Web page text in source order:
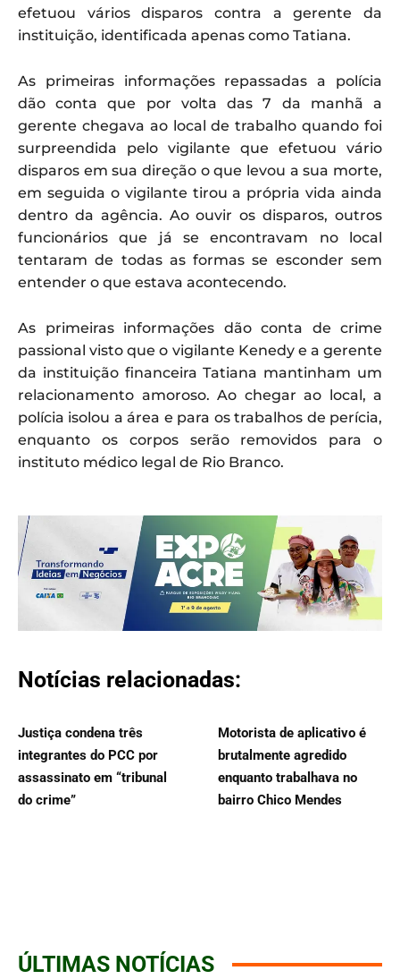
efetuou vários disparos contra a gerente da
instituição, identificada apenas como Tatiana.
As primeiras informações repassadas a polícia
dão conta que por volta das 7 da manhã a
gerente chegava ao local de trabalho quando foi
surpreendida pelo vigilante que efetuou vário
disparos em sua direção o que levou a sua morte,
em seguida o vigilante tirou a própria vida ainda
dentro da agência. Ao ouvir os disparos, outros
funcionários que já se encontravam no local
tentaram de todas as formas se esconder sem
entender o que estava acontecendo.
As primeiras informações dão conta de crime
passional visto que o vigilante Kenedy e a gerente
da instituição financeira Tatiana mantinham um
relacionamento amoroso. Ao chegar ao local, a
polícia isolou a área e para os trabalhos de perícia,
enquanto os corpos serão removidos para o
instituto médico legal de Rio Branco.
Notícias relacionadas:
Justiça condena três
integrantes do PCC por
assassinato em “tribunal
do crime”
Motorista de aplicativo é
brutalmente agredido
enquanto trabalhava no
bairro Chico Mendes
ÚLTIMAS NOTÍCIAS